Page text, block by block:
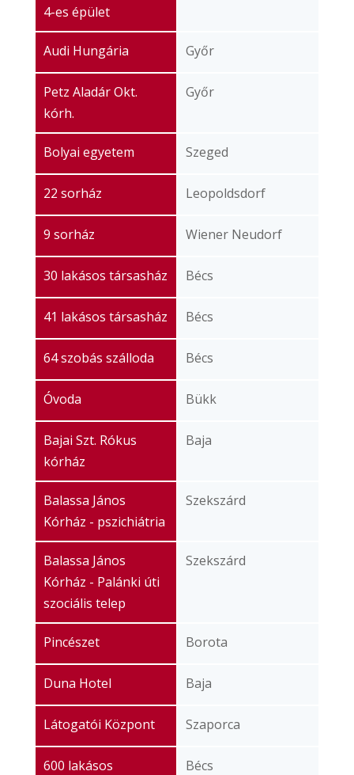
4-es épület
Audi Hungária
Petz Aladár Okt.
kórh.
Bolyai egyetem
22 sorház
9 sorház
30 lakásos társasház
41 lakásos társasház
64 szobás szálloda
Óvoda
Bajai Szt. Rókus
kórház
Balassa János
Kórház - pszichiátria
Balassa János
Kórház - Palánki úti
szociális telep
Pincészet
Duna Hotel
Látogatói Központ
600 lakásos
Győr
Győr
Szeged
Leopoldsdorf
Wiener Neudorf
Bécs
Bécs
Bécs
Bükk
Baja
Szekszárd
Szekszárd
Borota
Baja
Szaporca
Bécs